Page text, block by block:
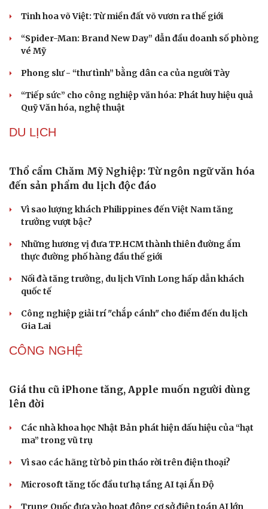
Văn hóa
Văn học
Âm nhạc
Giải trí
Nghệ sĩ
Thời trang
Sao Việt
Gỡ "điểm nghẽn", kiến tạo nguồn cầu cho xuất
“Spider-Man: Brand New Day” dẫn đầu doanh số phòng
vé Mỹ
“Tiếp sức” cho công nghiệp văn hóa: Phát huy hiệu quả
DU LỊCH
Thổ cẩm Chăm Mỹ Nghiệp: Từ ngôn ngữ văn hóa
đến sản phẩm du lịch độc đáo
Vì sao lượng khách Philippines đến Việt Nam tăng
trưởng vượt bậc?
Những hương vị đưa TP.HCM thành thiên đường ẩm